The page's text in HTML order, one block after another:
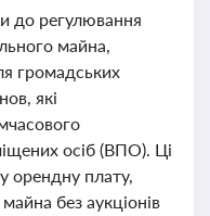
до регулювання
майна,
громадських
які
осіб (ВПО). Ці
орендну плату,
без аукціонів